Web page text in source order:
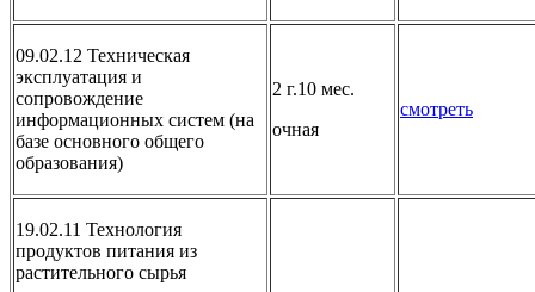
09.02.12 Техническая
эксплуатация и
сопровождение
информационных систем (на
базе основного общего
образования)
2 г.10 мес.
очная
смотреть
19.02.11 Технология
продуктов питания из
растительного сырья